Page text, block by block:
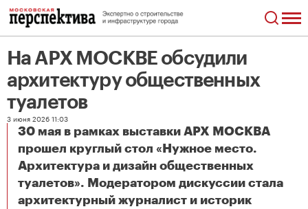
На АРХ МОСКВЕ обсудили
архитектуру общественных
туалетов
3 июня 2026 11:03
30 мая в рамках выставки АРХ МОСКВА
прошел круглый стол «Нужное место.
Архитектура и дизайн общественных
туалетов». Модератором дискуссии стала
архитектурный журналист и историк